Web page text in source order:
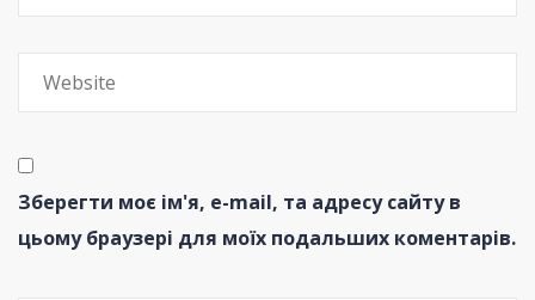
Зберегти моє ім'я, e-mail, та адресу сайту в
цьому браузері для моїх подальших коментарів.